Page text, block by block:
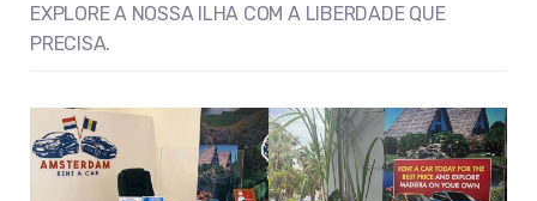
EXPLORE A NOSSA ILHA COM A LIBERDADE QUE
PRECISA.